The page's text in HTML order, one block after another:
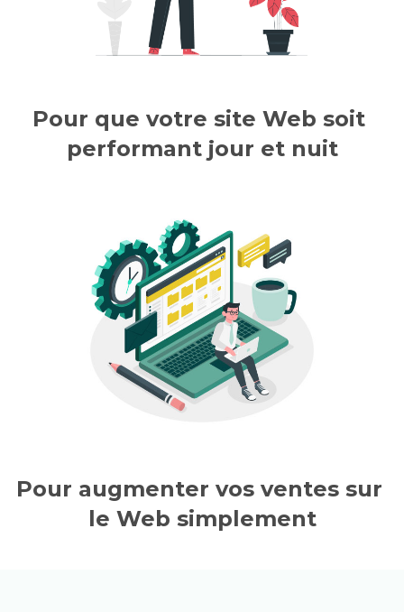
Pour que votre site Web soit
performant jour et nuit
Pour augmenter vos ventes sur
le Web simplement